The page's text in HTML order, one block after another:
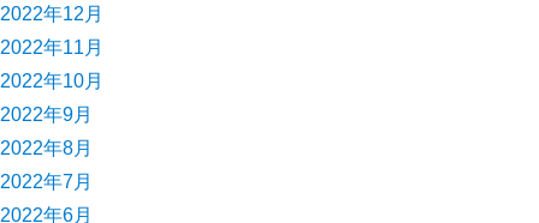
2022年12月
2022年11月
2022年10月
2022年9月
2022年8月
2022年7月
2022年6月